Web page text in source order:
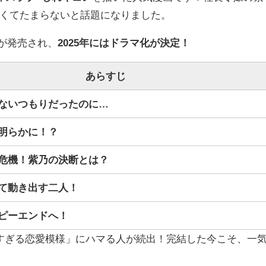
てたまらないと話題になりました。
発売され、2025年にはドラマ化が決定！
あらすじ
いつもりだったのに…
らかに！？
機！紫乃の決断とは？
動き出す二人！
ーエンドへ！
る恋愛模様」にハマる人が続出！完結した今こそ、一